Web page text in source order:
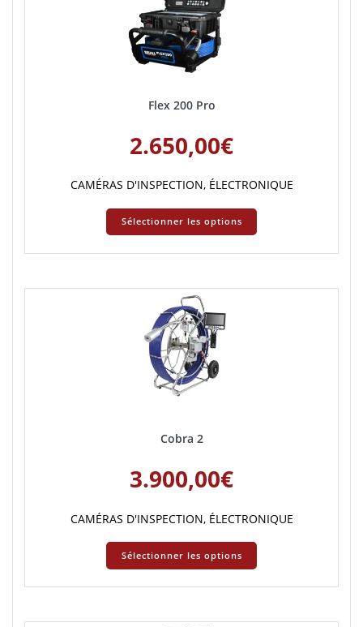
Flex 200 Pro
2.650,00€
CAMÉRAS D'INSPECTION, ÉLECTRONIQUE
Sélectionner les options
Cobra 2
3.900,00€
CAMÉRAS D'INSPECTION, ÉLECTRONIQUE
Sélectionner les options